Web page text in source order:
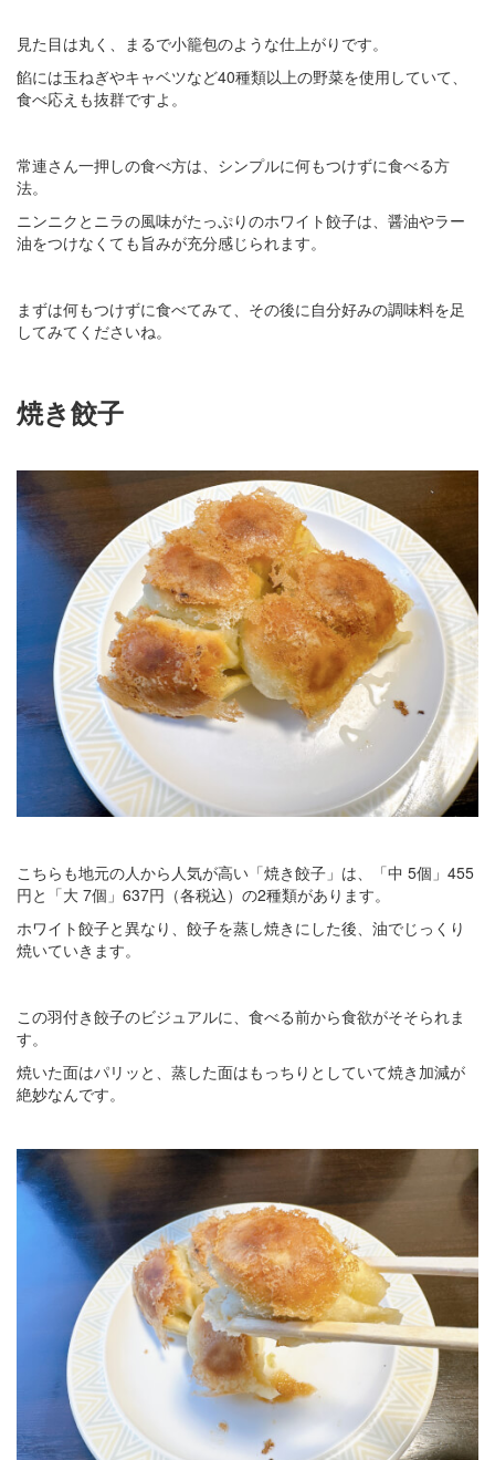
見た目は丸く、まるで小籠包のような仕上がりです。
餡には玉ねぎやキャベツなど40種類以上の野菜を使用していて、
食べ応えも抜群ですよ。
常連さん一押しの食べ方は、シンプルに何もつけずに食べる方
法。
ニンニクとニラの風味がたっぷりのホワイト餃子は、醤油やラー
油をつけなくても旨みが充分感じられます。
まずは何もつけずに食べてみて、その後に自分好みの調味料を足
してみてくださいね。
焼き餃子
こちらも地元の人から人気が高い「焼き餃子」は、「中 5個」455
円と「大 7個」637円（各税込）の2種類があります。
ホワイト餃子と異なり、餃子を蒸し焼きにした後、油でじっくり
焼いていきます。
この羽付き餃子のビジュアルに、食べる前から食欲がそそられま
す。
焼いた面はパリッと、蒸した面はもっちりとしていて焼き加減が
絶妙なんです。